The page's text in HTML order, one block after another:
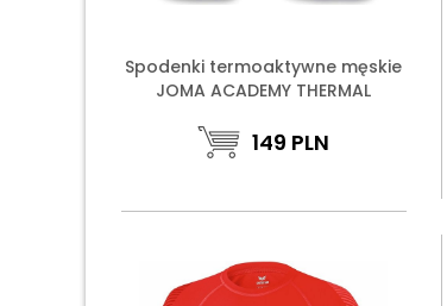
Spodenki termoaktywne męskie
JOMA ACADEMY THERMAL
149 PLN